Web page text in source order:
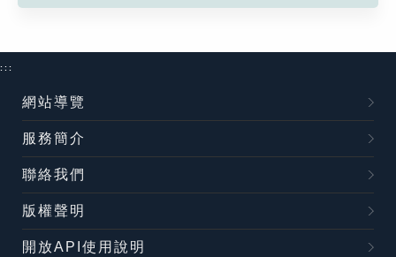
:::
網站導覽
服務簡介
聯絡我們
版權聲明
開放API使用說明